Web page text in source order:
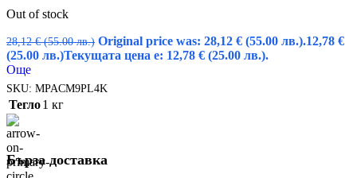
Out of stock
28,12€ (55.00 лв.) Original price was: 28,12 € (55.00 лв.).12,78 €
(25.00 лв.)Текущата цена е: 12,78 € (25.00 лв.).
Още
SKU: MPACM9PL4K
Тегло1 кг
Бърза доставка